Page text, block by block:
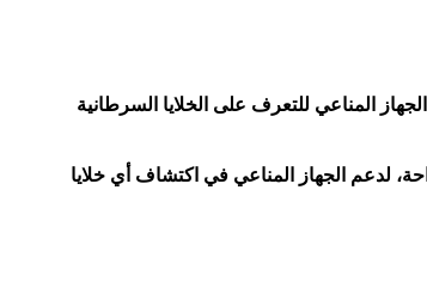
المناعي للتعرف على الخلايا السرطانية
لدعم الجهاز المناعي في اكتشاف أي خلايا